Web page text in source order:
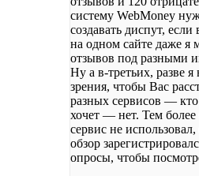
систему WebMoney
создавать диспут,
на одном сайте даже я
отзывов под разными
Ну а в-третьих, разве
зрения, чтобы Вас
разных сервисов — кто
хочет — нет. Тем
сервис не
обзор
опросы, чтобы